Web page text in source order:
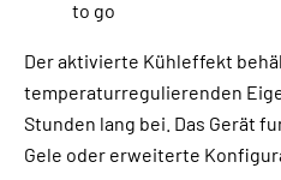
to go
Der aktivierte Kühleffekt
temperaturregulierenden
Stunden lang bei. Das Gerät
Gele oder erweiterte